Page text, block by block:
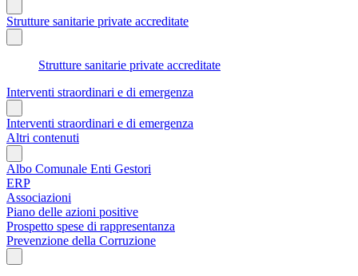
Strutture sanitarie private accreditate
Strutture sanitarie private accreditate
Interventi straordinari e di emergenza
Interventi straordinari e di emergenza
Altri contenuti
Albo Comunale Enti Gestori
ERP
Associazioni
Piano delle azioni positive
Prospetto spese di rappresentanza
Prevenzione della Corruzione